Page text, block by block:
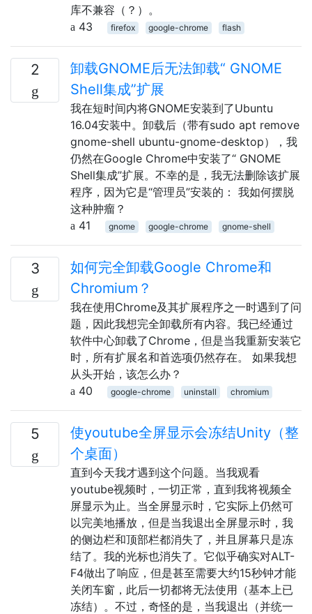
库不兼容（？）。
43
firefox google-chrome flash
2
卸载GNOME后无法卸载“ GNOME
Shell集成”扩展
我在短时间内将GNOME安装到了Ubuntu
16.04安装中。卸载后（带有sudo apt remove
gnome-shell ubuntu-gnome-desktop），我
仍然在Google Chrome中安装了“ GNOME
Shell集成”扩展。不幸的是，我无法删除该扩展
程序，因为它是“管理员”安装的： 我如何摆脱
这种肿瘤？
41
gnome google-chrome gnome-shell
3
如何完全卸载Google Chrome和
Chromium？
我在使用Chrome及其扩展程序之一时遇到了问
题，因此我想完全卸载所有内容。我已经通过
软件中心卸载了Chrome，但是当我重新安装它
时，所有扩展名和首选项仍然存在。 如果我想
从头开始，该怎么办？
40
google-chrome uninstall chromium
5
使youtube全屏显示会冻结Unity（整
个桌面）
直到今天我才遇到这个问题。当我观看
youtube视频时，一切正常，直到我将视频全
屏显示为止。当全屏显示时，它实际上仍然可
以完美地播放，但是当我退出全屏显示时，我
的侧边栏和顶部栏都消失了，并且屏幕只是冻
结了。我的光标也消失了。它似乎确实对ALT-
F4做出了响应，但是甚至需要大约15秒钟才能
关闭车窗，此后一切都将无法使用（基本上已
冻结）。不过，奇怪的是，当我退出（并统一